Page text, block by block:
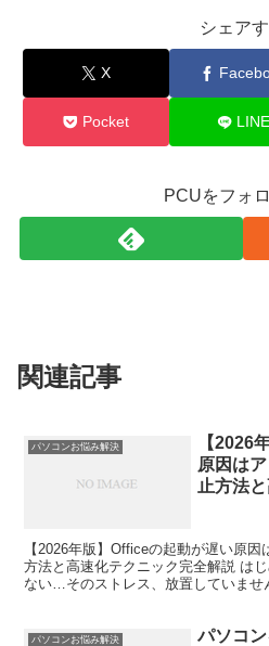
シェア
X
Pocket LINE
PCUをフォ
関連記事
パソコンお悩み解決
【2026
原因は
止方法
【2026年版】Officeの起動が遅い原
方法と高速化テクニック完全解説 は
ない…そのストレス、放置していませ
パソコンお悩み解決
パソコ